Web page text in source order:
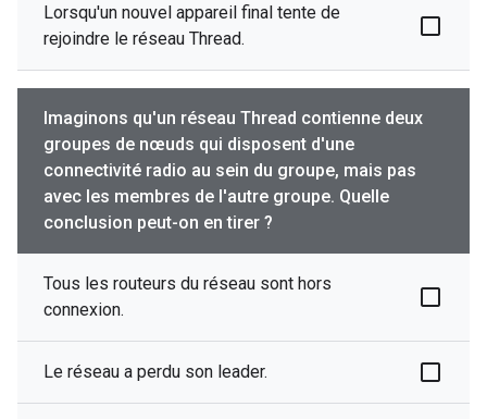
Lorsqu'un nouvel appareil final tente de
rejoindre le réseau Thread.
Imaginons qu'un réseau Thread contienne deux
groupes de nœuds qui disposent d'une
connectivité radio au sein du groupe, mais pas
avec les membres de l'autre groupe. Quelle
conclusion peut-on en tirer ?
Tous les routeurs du réseau sont hors
connexion.
Le réseau a perdu son leader.